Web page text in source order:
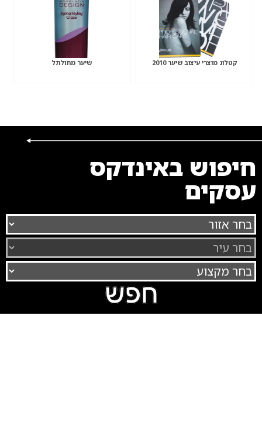
קטלוג מוצרי עיצוב שיער 2010 שיער מתולתל
חיפוש באינדקס
עסקים